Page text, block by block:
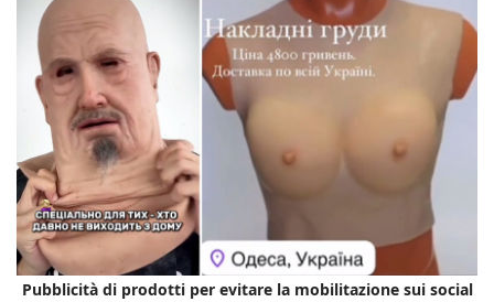
Pubblicità di prodotti per evitare la mobilitazione sui social